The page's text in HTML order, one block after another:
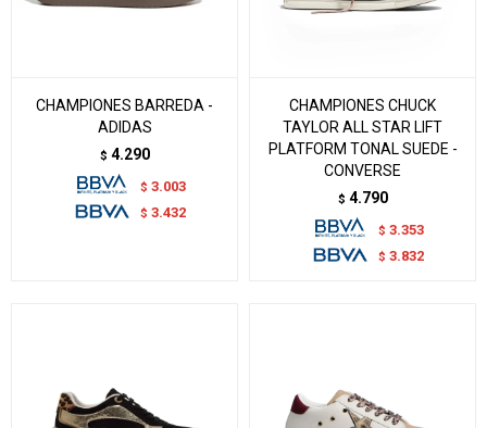
CHAMPIONES BARREDA -
ADIDAS
$ 4.290
$ 3.003
$ 3.432
CHAMPIONES CHUCK
TAYLOR ALL STAR LIFT
PLATFORM TONAL SUEDE -
CONVERSE
$ 4.790
$ 3.353
$ 3.832